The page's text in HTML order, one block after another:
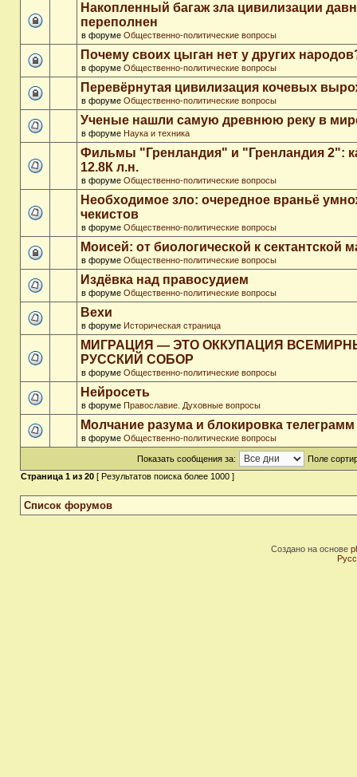
Накопленный багаж зла цивилизации
переполнен
в форуме Общественно-политические вопросы
Почему своих цыган нет у других
в форуме Общественно-политические вопросы
Перевёрнутая цивилизация кочевых
в форуме Общественно-политические вопросы
Ученые нашли самую древнюю реку в
в форуме Наука и техника
Фильмы "Гренландия" и "Гренландия 2":
12.8К л.н.
в форуме Общественно-политические вопросы
Необходимое зло: очередное враньё
чекистов
в форуме Общественно-политические вопросы
Моисей: от биологической к сектантской
в форуме Общественно-политические вопросы
Издёвка над правосудием
в форуме Общественно-политические вопросы
Вехи
в форуме Историческая страница
МИГРАЦИЯ — ЭТО ОККУПАЦИЯ
РУССКИЙ СОБОР
в форуме Общественно-политические вопросы
Нейросеть
в форуме Православие. Духовные вопросы
Молчание разума и блокировка телеграмм
в форуме Общественно-политические вопросы
Показать сообщения за:
Поле
Страница 1 из 20 [ Результатов поиска более 1000 ]
Список форумов
Создано на основе